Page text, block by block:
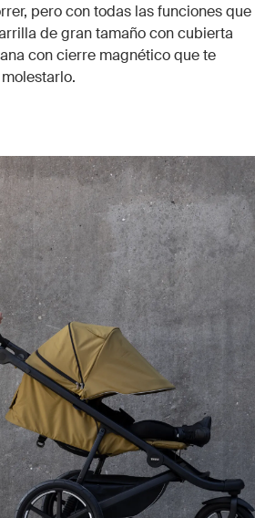
pero con todas las funciones que
de gran tamaño con cubierta
con cierre magnético que te